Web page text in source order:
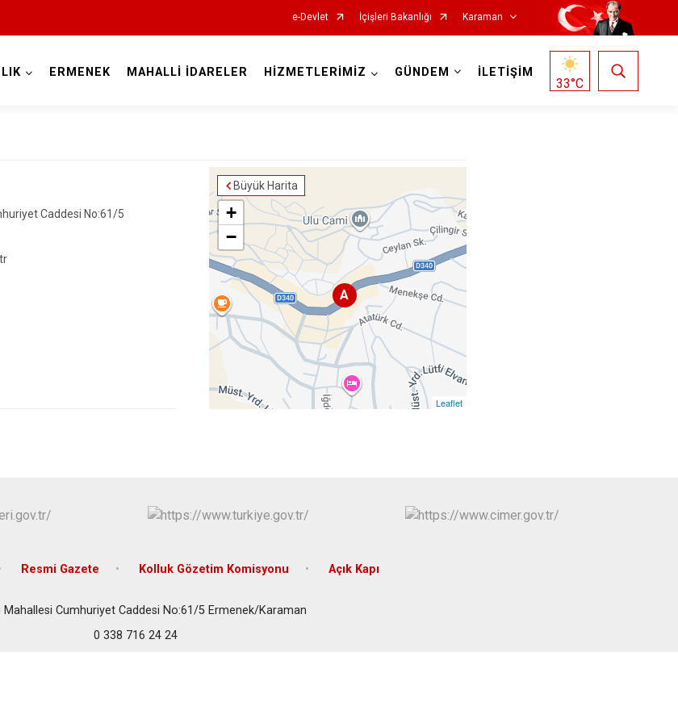
e-Devlet İçişleri Bakanlığı Karaman
Ayrancı
Başyayla
Ermenek
Kazımkarabekir
Sarıveliler
ERMENEK MAHALLİ İDARELER HİZMETLERİMİZ GÜNDEM İLETİŞİM
33°C
Büyük Harita
A
+
−
Leaflet
Caddesi No:61/5
Resmi Gazete Kolluk Gözetim Komisyonu Açık Kapı
Mahallesi Cumhuriyet Caddesi No:61/5 Ermenek/Karaman
0 338 716 24 24